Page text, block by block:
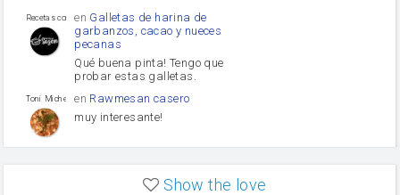
Recetas con sazon
en Galletas de harina de
garbanzos, cacao y nueces
pecanas
Qué buena pinta! Tengo que
probar estas galletas.
Toni Michel Caubet
en Rawmesan casero
muy interesante!
enLasaña casera fácil y
Show the love